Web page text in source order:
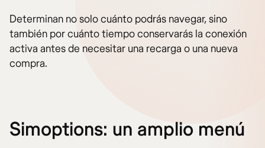
Determinan no solo cuánto podrás navegar, sino
también por cuánto tiempo conservarás la conexión
activa antes de necesitar una recarga o una nueva
compra.
Simoptions: un amplio menú